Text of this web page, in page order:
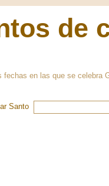
de
en las que se celebra
Santo